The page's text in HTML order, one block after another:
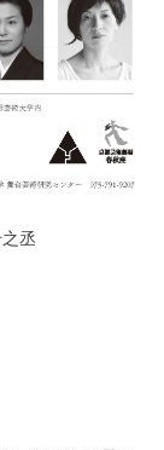
丞